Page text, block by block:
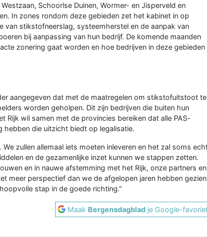
Schoorlse Duinen, Wormer- en Jisperveld en
In zones rondom deze gebieden zet het kabinet in op
van stikstofneerslag, systeemherstel en de aanpak van
bij aanpassing van hun bedrijf. De komende maanden
zonering gaat worden en hoe bedrijven in deze gebieden
aangegeven dat met de maatregelen om stikstofuitstoot te
worden geholpen. Dit zijn bedrijven die buiten hun
Rijk wil samen met de provincies bereiken dat alle PAS-
hebben die uitzicht biedt op legalisatie.
We zullen allemaal iets moeten inleveren en het zal soms
en de gezamenlijke inzet kunnen we stappen zetten.
en in nauwe afstemming met het Rijk, onze partners en
meer perspectief dan we de afgelopen jaren hebben
stap in de goede richting.”
Maak Bergensdagblad je Google-